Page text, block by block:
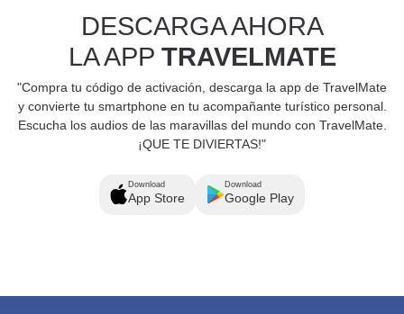
DESCARGA AHORA
LA APP TRAVELMATE
"Compra tu código de activación, descarga la app de TravelMate
y convierte tu smartphone en tu acompañante turístico personal.
Escucha los audios de las maravillas del mundo con TravelMate.
¡QUE TE DIVIERTAS!"
Download
App Store
Download
Google Play